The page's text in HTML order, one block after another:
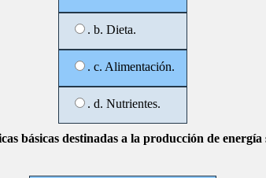
. b. Dieta.
. c. Alimentación.
. d. Nutrientes.
básicas destinadas a la producción de energía